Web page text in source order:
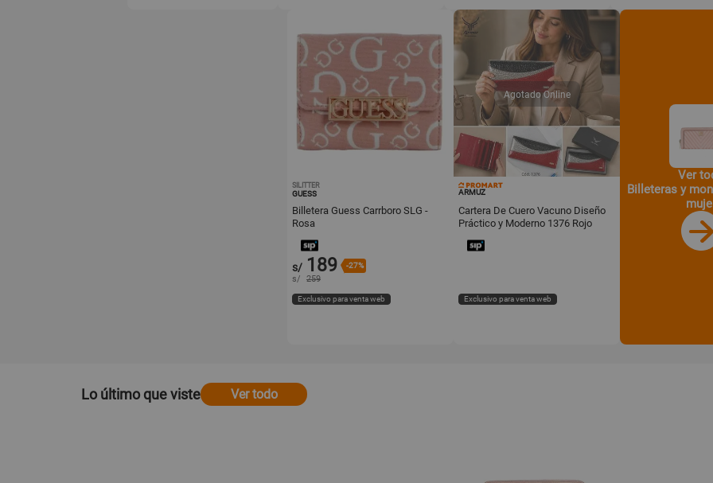
SILITTER
GUESS
Billetera Guess Carrboro SLG -
Rosa
s/ 189 -27%
s/ 259
Exclusivo para venta web
ARMUZ
Cartera De Cuero Vacuno Diseño
Práctico y Moderno 1376 Rojo
Exclusivo para venta web
Ver
Billeteras y
Lo último que viste Ver todo